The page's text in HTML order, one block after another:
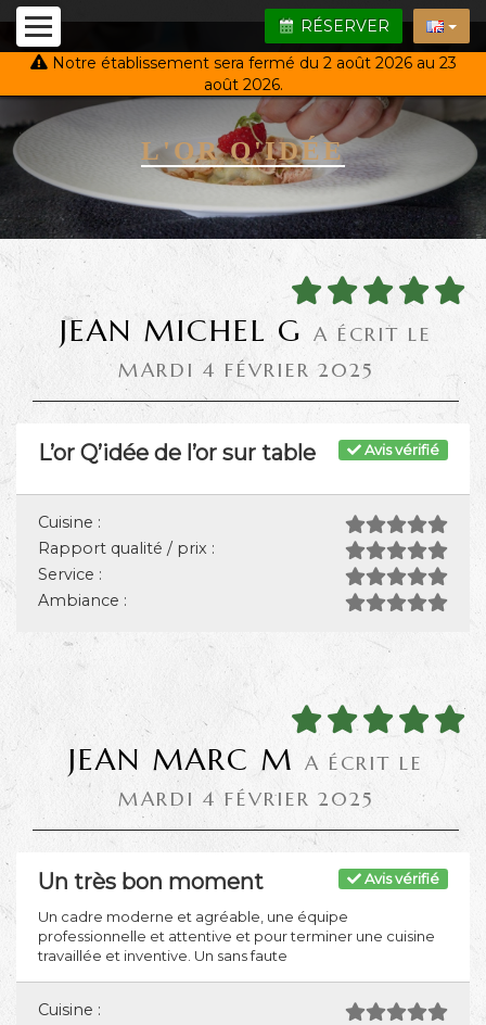
RÉSERVER
Notre établissement sera fermé du 2 août 2026 au 23
août 2026.
L'OR Q'IDÉE
JEAN MICHEL G A ÉCRIT LE
MARDI 4 FÉVRIER 2025
Avis vérifié
L’or Q’idée de l’or sur table
Cuisine :
Rapport qualité / prix :
Service :
Ambiance :
JEAN MARC M A ÉCRIT LE
MARDI 4 FÉVRIER 2025
Avis vérifié
Un très bon moment
Un cadre moderne et agréable, une équipe
professionnelle et attentive et pour terminer une cuisine
travaillée et inventive. Un sans faute
Cuisine :